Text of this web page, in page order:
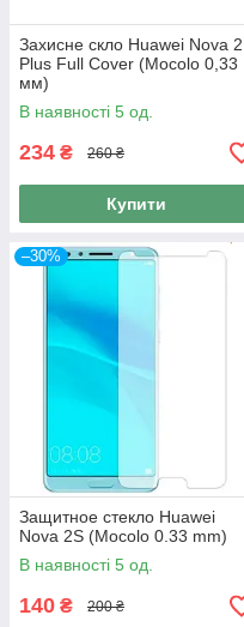
Захисне скло Huawei Nova 2
Plus Full Cover (Mocolo 0,33
мм)
В наявності 5 од.
234 ₴ 260 ₴
Купити
–30%
Защитное стекло Huawei
Nova 2S (Mocolo 0.33 mm)
В наявності 5 од.
140 ₴ 200 ₴